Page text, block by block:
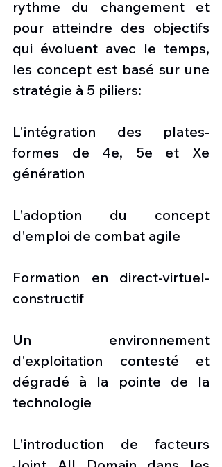
rythme du changement et
pour atteindre des objectifs
qui évoluent avec le temps,
les concept est basé sur une
stratégie à 5 piliers:
L'intégration des plates-
formes de 4e, 5e et Xe
génération
L'adoption du concept
d'emploi de combat agile
Formation en direct-virtuel-
constructif
Un environnement
d'exploitation contesté et
dégradé à la pointe de la
technologie
L'introduction de facteurs